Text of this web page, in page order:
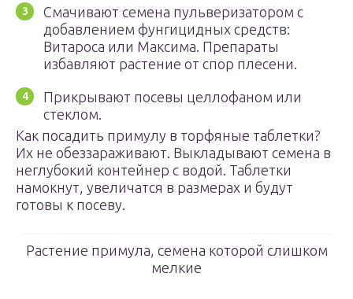
Смачивают семена пульверизатором с
добавлением фунгицидных средств:
Витароса или Максима. Препараты
избавляют растение от спор плесени.
Прикрывают посевы целлофаном или
стеклом.
Как посадить примулу в торфяные таблетки?
Их не обеззараживают. Выкладывают семена в
неглубокий контейнер с водой. Таблетки
намокнут, увеличатся в размерах и будут
готовы к посеву.
Растение примула, семена которой слишком
мелкие